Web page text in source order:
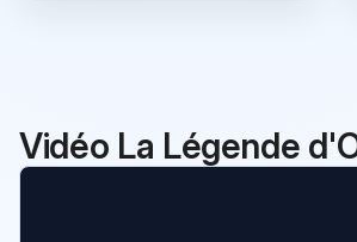
Vidéo La Légende